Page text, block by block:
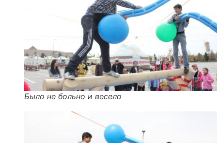
Было не больно и весело